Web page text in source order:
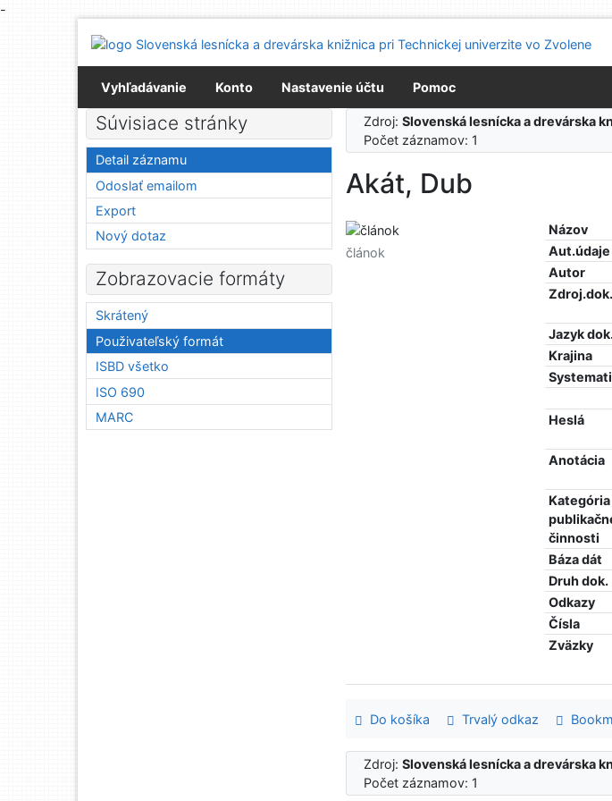
-
Prejsť na menu
Prehlásenie o webovej prístupnosti
Vyhľadávanie Konto Nastavenie účtu Pomoc
Zdroj:Slovenská lesnícka a drevárska
Počet záznamov: 1
Akát, Dub
Názov
Aut.údaje
Autor
Zdroj.dok.
Jazyk
Krajina
Heslá
Anotácia
Kategória
činnosti
Báza dát
Druh dok.
Odkazy
Čísla
Zväzky
článok
Do košíka Trvalý odkaz
Zdroj:Slovenská lesnícka a drevárska
Počet záznamov: 1
Súvisiace stránky
Detail záznamu
Odoslať emailom
Export
Nový dotaz
Zobrazovacie formáty
Skrátený
Použivateľský formát
ISBD všetko
ISO 690
MARC